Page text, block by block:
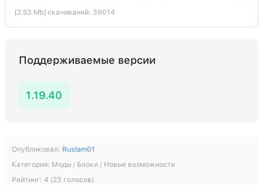
[2.53 Mb] скачиваний: 39014
Поддерживаемые версии
1.19.40
Опубликовал: Rustam01
Категория: Моды / Блоки / Новые возможности
Рейтинг: 4 (23 голосов)